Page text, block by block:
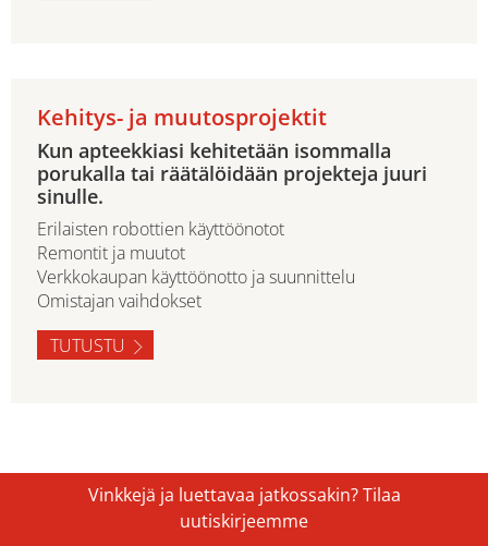
Kehitys- ja muutosprojektit
Kun apteekkiasi kehitetään isommalla
porukalla tai räätälöidään projekteja juuri
sinulle.
Erilaisten robottien käyttöönotot
Remontit ja muutot
Verkkokaupan käyttöönotto ja suunnittelu
Omistajan vaihdokset
TUTUSTU
Vinkkejä ja luettavaa jatkossakin? Tilaa
uutiskirjeemme